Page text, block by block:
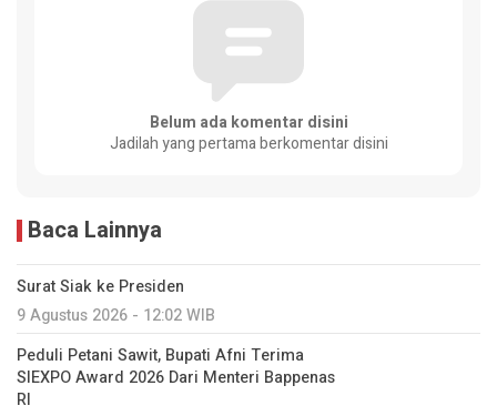
Belum ada komentar disini
Jadilah yang pertama berkomentar disini
Baca Lainnya
Surat Siak ke Presiden
9 Agustus 2026 - 12:02 WIB
Peduli Petani Sawit, Bupati Afni Terima
SIEXPO Award 2026 Dari Menteri Bappenas
RI